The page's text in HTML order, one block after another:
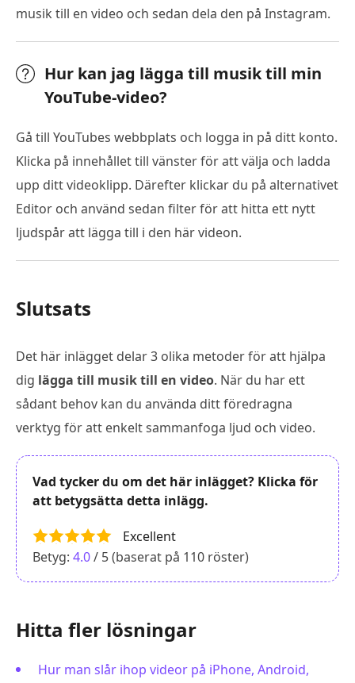
musik till en video och sedan dela den på Instagram.
Hur kan jag lägga till musik till min
YouTube-video?
Gå till YouTubes webbplats och logga in på ditt konto.
Klicka på innehållet till vänster för att välja och ladda
upp ditt videoklipp. Därefter klickar du på alternativet
Editor och använd sedan filter för att hitta ett nytt
ljudspår att lägga till i den här videon.
Slutsats
Det här inlägget delar 3 olika metoder för att hjälpa
dig lägga till musik till en video. När du har ett
sådant behov kan du använda ditt föredragna
verktyg för att enkelt sammanfoga ljud och video.
Vad tycker du om det här inlägget? Klicka för
att betygsätta detta inlägg.
Excellent
Betyg: 4.0/ 5 (baserat på 110 röster)
Hitta fler lösningar
Hur man slår ihop videor på iPhone, Android,